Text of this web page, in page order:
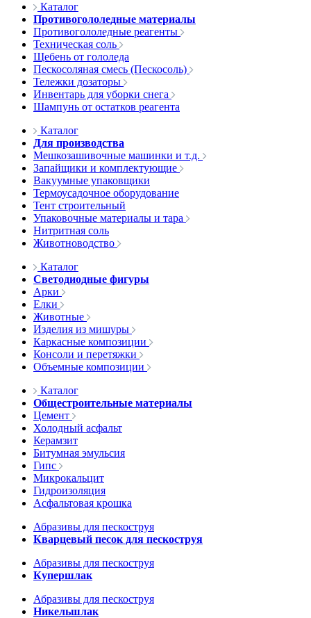
Каталог
Противогололедные материалы
Противогололедные реагенты
Техническая соль
Щебень от гололеда
Пескосоляная смесь (Пескосоль)
Тележки дозаторы
Инвентарь для уборки снега
Шампунь от остатков реагента
Каталог
Для производства
Мешкозашивочные машинки и т.д.
Запайщики и комплектующие
Вакуумные упаковщики
Термоусадочное оборудование
Тент строительный
Упаковочные материалы и тара
Нитритная соль
Животноводство
Каталог
Светодиодные фигуры
Арки
Елки
Животные
Изделия из мишуры
Каркасные композиции
Консоли и перетяжки
Объемные композиции
Каталог
Общестроительные материалы
Цемент
Холодный асфальт
Керамзит
Битумная эмульсия
Гипс
Микрокальцит
Гидроизоляция
Асфальтовая крошка
Абразивы для пескоструя
Кварцевый песок для пескоструя
Абразивы для пескоструя
Купершлак
Абразивы для пескоструя
Никельшлак